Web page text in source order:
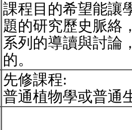
課程目的希望能讓
題的研究歷史脈絡
系列的導讀與討論
的。
先修課程:
普通植物學或普通